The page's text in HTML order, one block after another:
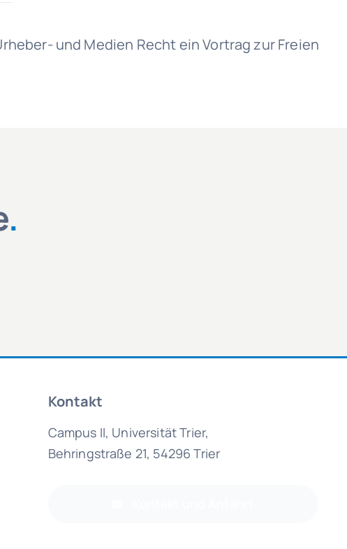
und Medien Recht ein Vortrag zur Freien
.
Kontakt
Campus II, Universität Trier,
Behringstraße 21, 54296 Trier